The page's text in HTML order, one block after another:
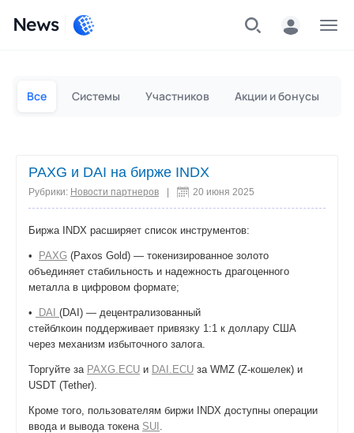
News
Все Системы Участников Акции и бонусы
PAXG и DAI на бирже INDX
Рубрики: Новости партнеров 20 июня 2025
Биржа INDX расширяет список инструментов:
• PAXG (Paxos Gold) — токенизированное золото
объединяет стабильность и надежность драгоценного
металла в цифровом формате;
• DAI (DAI) — децентрализованный
стейблкоин поддерживает привязку 1:1 к доллару США
через механизм избыточного залога.
Торгуйте за PAXG.ECU и DAI.ECU за WMZ (Z-кошелек) и
USDT (Tether).
Кроме того, пользователям биржи INDX доступны операции
ввода и вывода токена SUI .